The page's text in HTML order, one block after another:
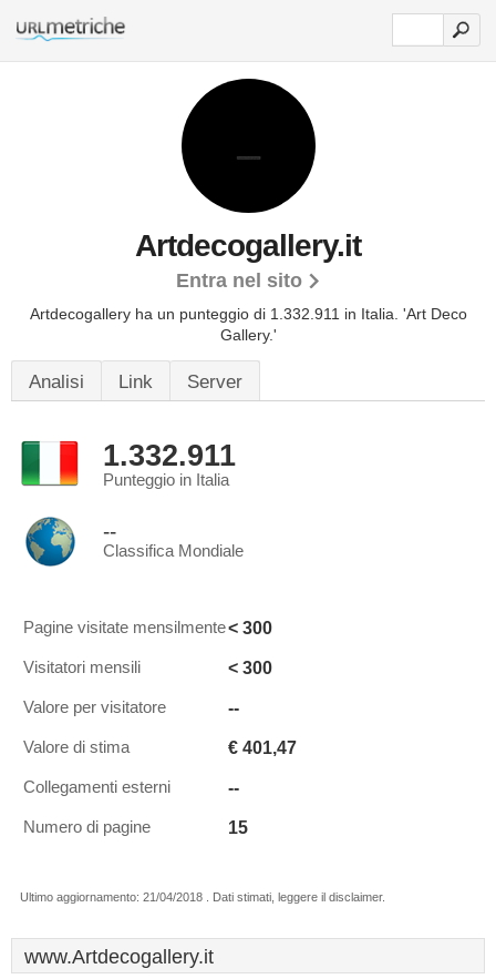
Artdecogallery.it
Entra nel sito
Artdecogallery ha un punteggio di 1.332.911 in Italia. 'Art Deco
Gallery.'
Analisi Link Server
1.332.911
Punteggio in Italia
--
Classifica Mondiale
Pagine visitate mensilmente< 300
Visitatori mensili < 300
Valore per visitatore --
Valore di stima € 401,47
Collegamenti esterni --
Numero di pagine 15
Ultimo aggiornamento: 21/04/2018 . Dati stimati, leggere il disclaimer.
www.Artdecogallery.it